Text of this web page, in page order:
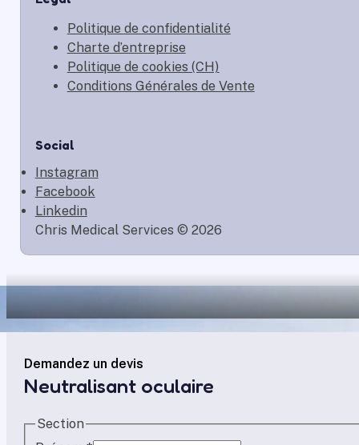
Politique de confidentialité
Charte d’entreprise
Politique de cookies (CH)
Conditions Générales de Vente
Social
Instagram
Facebook
Linkedin
Chris Medical Services © 2026
Demandez un devis
Neutralisant oculaire
Section